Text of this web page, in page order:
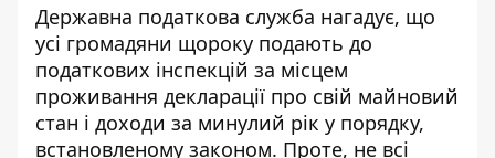
Державна податкова служба нагадує, що
усі громадяни щороку подають до
податкових інспекцій за місцем
проживання декларації про свій майновий
стан і доходи за минулий рік у порядку,
встановленому законом. Проте, не всі